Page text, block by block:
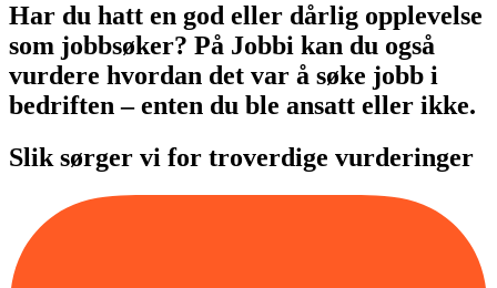
Har du hatt en god eller dårlig opplevelse
som jobbsøker? På Jobbi kan du også
vurdere hvordan det var å søke jobb i
bedriften – enten du ble ansatt eller ikke.
Slik sørger vi for troverdige vurderinger